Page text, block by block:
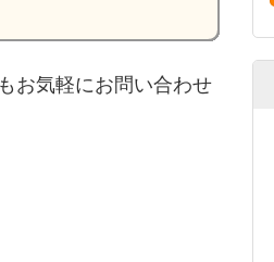
お気軽にお問い合わせ